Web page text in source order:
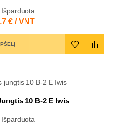
Išparduota
€ / VNT
10 B-2 E Iwis
Išparduota